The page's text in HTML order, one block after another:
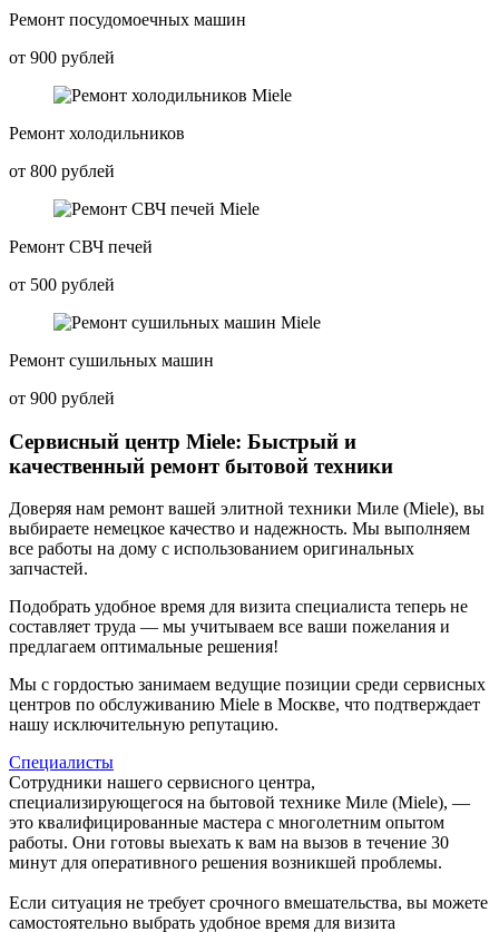
Ремонт посудомоечных машин
от 900 рублей
Ремонт холодильников
от 800 рублей
Ремонт СВЧ печей
от 500 рублей
Ремонт сушильных машин
от 900 рублей
Сервисный центр Miele: Быстрый и
качественный ремонт бытовой техники
Доверяя нам ремонт вашей элитной техники Миле (Miele), вы
выбираете немецкое качество и надежность. Мы выполняем
все работы на дому с использованием оригинальных
запчастей.
Подобрать удобное время для визита специалиста теперь не
составляет труда — мы учитываем все ваши пожелания и
предлагаем оптимальные решения!
Мы с гордостью занимаем ведущие позиции среди сервисных
центров по обслуживанию Miele в Москве, что подтверждает
нашу исключительную репутацию.
Специалисты
Сотрудники нашего сервисного центра,
специализирующегося на бытовой технике Миле (Miele), —
это квалифицированные мастера с многолетним опытом
работы. Они готовы выехать к вам на вызов в течение 30
минут для оперативного решения возникшей проблемы.
Если ситуация не требует срочного вмешательства, вы можете
самостоятельно выбрать удобное время для визита